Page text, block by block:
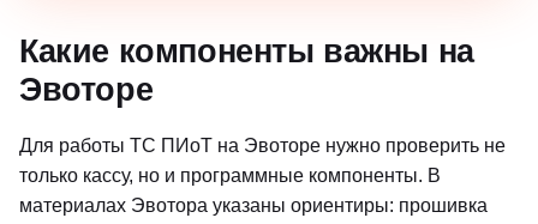
Какие компоненты важны на
Эвоторе
Для работы ТС ПИоТ на Эвоторе нужно проверить не
только кассу, но и программные компоненты. В
материалах Эвотора указаны ориентиры: прошивка